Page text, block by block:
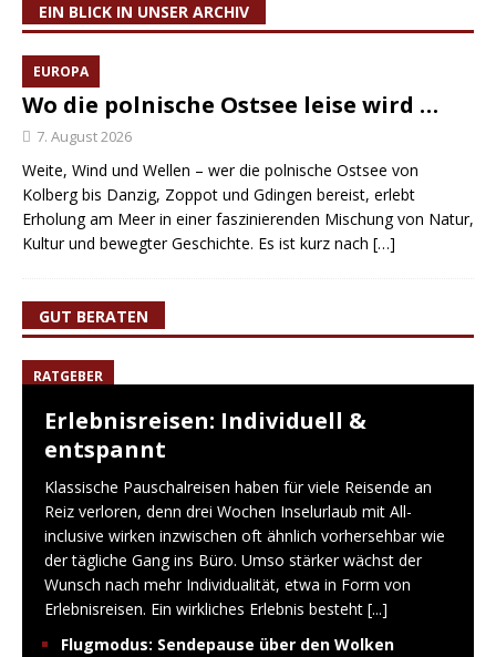
EIN BLICK IN UNSER ARCHIV
EUROPA
Wo die polnische Ostsee leise wird …
7. August 2026
Weite, Wind und Wellen – wer die polnische Ostsee von
Kolberg bis Danzig, Zoppot und Gdingen bereist, erlebt
Erholung am Meer in einer faszinierenden Mischung von Natur,
Kultur und bewegter Geschichte. Es ist kurz nach […]
GUT BERATEN
RATGEBER
Erlebnisreisen: Individuell &
entspannt
Klassische Pauschalreisen haben für viele Reisende an
Reiz verloren, denn drei Wochen Inselurlaub mit All-
inclusive wirken inzwischen oft ähnlich vorhersehbar wie
der tägliche Gang ins Büro. Umso stärker wächst der
Wunsch nach mehr Individualität, etwa in Form von
Erlebnisreisen. Ein wirkliches Erlebnis besteht [...]
Flugmodus: Sendepause über den Wolken